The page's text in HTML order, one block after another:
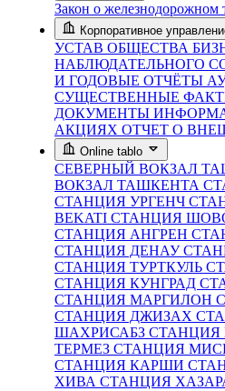
Закон о железнодорожном
Корпоративное
УСТАВ ОБЩЕСТВА
НАБЛЮДАТЕЛЬНОГО
И ГОДОВЫЕ ОТЧЁТЫ
СУЩЕСТВЕННЫЕ
ДОКУМЕНТЫ
АКЦИЯХ ОТЧЕТ О
Online tablo
СЕВЕРНЫЙ ВОКЗАЛ
ВОКЗАЛ ТАШКЕНТА
СТАНЦИЯ УРГЕНЧ
BEKATI СТАНЦИЯ
СТАНЦИЯ АНГРЕН
СТАНЦИЯ ДЕНАУ
СТАНЦИЯ ТУРТКУЛЬ
СТАНЦИЯ КУНГРАД
СТАНЦИЯ МАРГИЛОН
СТАНЦИЯ ДЖИЗАХ
ШАХРИСАБЗ СТАНЦИЯ
ТЕРМЕЗ СТАНЦИЯ
СТАНЦИЯ КАРШИ
ХИВА СТАНЦИЯ